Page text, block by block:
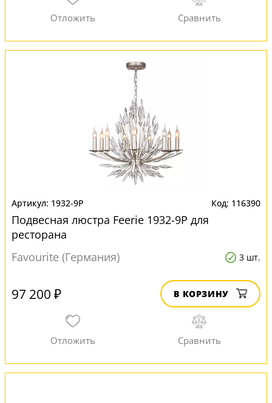
1932-9P 116390
Подвесная люстра Feerie 1932-9P для
ресторана
Favourite (Германия)
3 шт.
97 200 ₽ В КОРЗИНУ